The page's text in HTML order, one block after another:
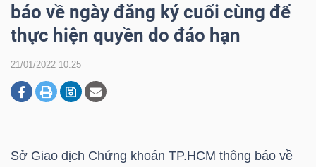
báo về ngày đăng ký cuối cùng để
thực hiện quyền do đáo hạn
21/01/2022 10:25
Sở Giao dịch Chứng khoán TP.HCM thông báo về
CHỨNG
KHOÁN
DOANH